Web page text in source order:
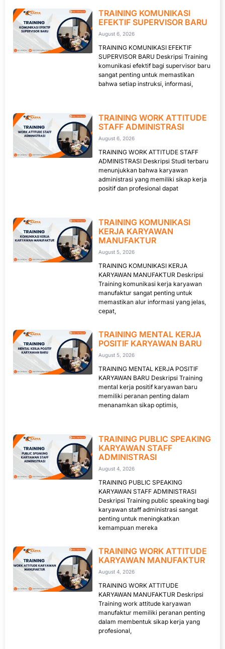
TRAINING KOMUNIKASI
EFEKTIF SUPERVISOR BARU
August 6, 2026
TRAINING KOMUNIKASI EFEKTIF
SUPERVISOR BARU Deskripsi Training
komunikasi efektif bagi supervisor baru
sangat penting untuk memastikan
bahwa setiap instruksi, informasi,
TRAINING WORK ATTITUDE
STAFF ADMINISTRASI
August 6, 2026
TRAINING WORK ATTITUDE STAFF
ADMINISTRASI Deskripsi Studi terbaru
menunjukkan bahwa karyawan
administrasi yang memiliki sikap kerja
positif dan profesional dapat
TRAINING KOMUNIKASI
KERJA KARYAWAN
MANUFAKTUR
August 5, 2026
TRAINING KOMUNIKASI KERJA
KARYAWAN MANUFAKTUR Deskripsi
Training komunikasi kerja karyawan
manufaktur sangat penting untuk
memastikan alur informasi yang jelas,
cepat,
TRAINING MENTAL KERJA
POSITIF KARYAWAN BARU
August 5, 2026
TRAINING MENTAL KERJA POSITIF
KARYAWAN BARU Deskripsi Training
mental kerja positif karyawan baru
memiliki peranan penting dalam
menanamkan sikap optimis,
TRAINING PUBLIC SPEAKING
KARYAWAN STAFF
ADMINISTRASI
August 4, 2026
TRAINING PUBLIC SPEAKING
KARYAWAN STAFF ADMINISTRASI
Deskripsi Training public speaking bagi
karyawan staff administrasi sangat
penting untuk meningkatkan
kemampuan mereka
TRAINING WORK ATTITUDE
KARYAWAN MANUFAKTUR
August 4, 2026
TRAINING WORK ATTITUDE
KARYAWAN MANUFAKTUR Deskripsi
Training work attitude karyawan
manufaktur memiliki peranan penting
dalam membentuk sikap kerja yang
profesional,